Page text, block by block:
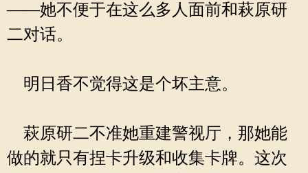
——她不便于在这么多人面前和萩原研
二对话。
明日香不觉得这是个坏主意。
萩原研二不准她重建警视厅，那她能
做的就只有捏卡升级和收集卡牌。这次